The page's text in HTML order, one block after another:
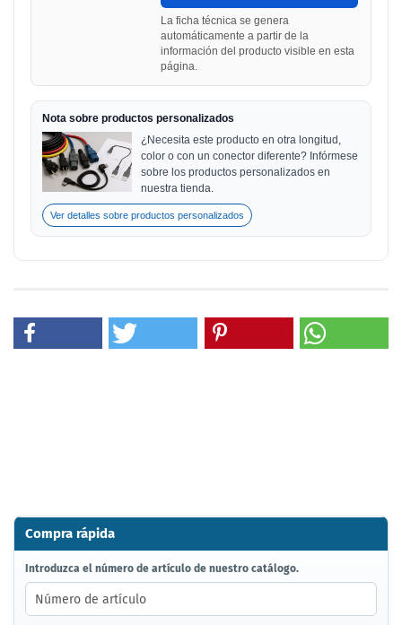
La ficha técnica se genera
automáticamente a partir de la
información del producto visible en esta
página.
Nota sobre productos personalizados
¿Necesita este producto en otra longitud,
color o con un conector diferente? Infórmese
sobre los productos personalizados en
nuestra tienda.
Ver detalles sobre productos personalizados
Compra rápida
INTRODUZCA
EL
NÚMERO
DE
Introduzca el número de artículo de nuestro catálogo.